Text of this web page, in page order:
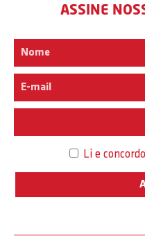
ASSINE
Li e